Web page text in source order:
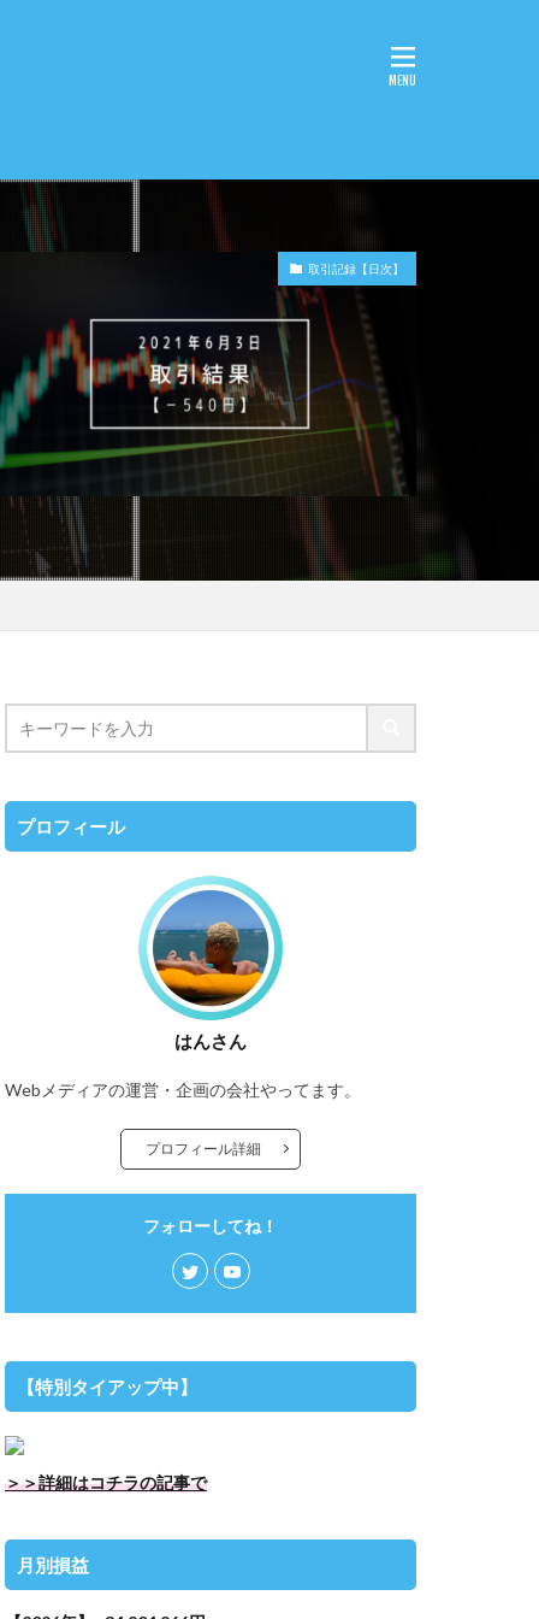
取引記録【日次】
プロフィール
はんさん
Webメディアの運営・企画の会社やってます。
プロフィール詳細
フォローしてね！
【特別タイアップ中】
＞＞詳細はコチラの記事で
月別損益